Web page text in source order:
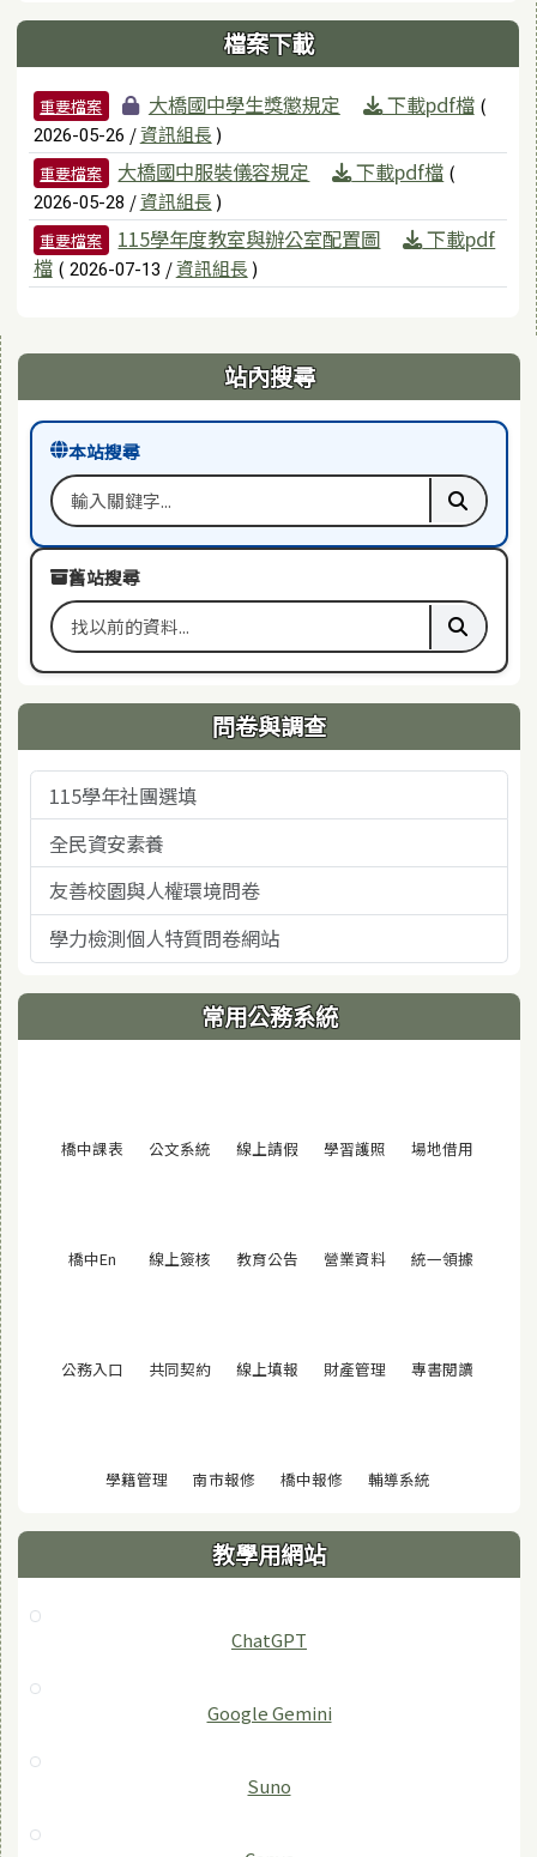
檔案下載
檔案列表
重要檔案 大橋國中學生獎懲規定 下載pdf檔 (
2026-05-26 /資訊組長 )
重要檔案 大橋國中服裝儀容規定 下載pdf檔 (
2026-05-28 /資訊組長 )
重要檔案 115學年度教室與辦公室配置圖
下載pdf
檔 ( 2026-07-13 /資訊組長 )
右邊區域內容 站內搜尋
本站搜尋
搜尋關鍵字 執行本
舊站搜尋
搜尋舊站關鍵字 執行舊
問卷與調查
115學年社團選填
全民資安素養
友善校園與人權環境問卷
學力檢測個人特質問卷網站
常用公務系統
橋中課表 (另開視窗)
公文系統 (另開視窗)
線上請假 (另開視窗)
學習護照 (另開視窗)
場地借用
橋中En (另開視窗)
線上簽核 (另開視窗)
教育公告 (另開視窗)
營業資料(另開視窗)
統一領據
公務入口 (另開視窗)
共同契約(另開視窗)
線上填報 (另開視窗)
財產管理 (另開視窗)
專書閱讀
學籍管理(另開視窗)
南市報修(另開視窗)
橋中報修(另開視窗)
輔導系統(另開視窗)
教學用網站
ChatGPT
‎Google Gemini
Suno